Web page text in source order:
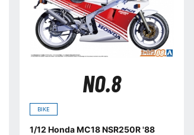
NO.8
BIKE
1/12 Honda MC18 NSR250R '88